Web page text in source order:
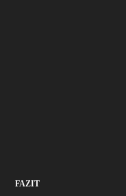
FAZIT